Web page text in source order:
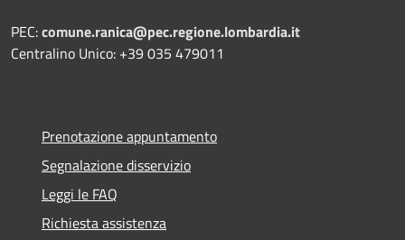
PEC:comune.ranica@pec.regione.lombardia.it
Centralino Unico: +39 035 479011
Prenotazione appuntamento
Segnalazione disservizio
Leggi le FAQ
Richiesta assistenza